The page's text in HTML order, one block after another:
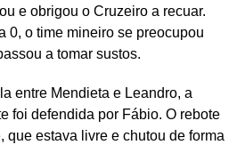
e obrigou o Cruzeiro a recuar.
0, o time mineiro se preocupou
a tomar sustos.
entre Mendieta e Leandro, a
foi defendida por Fábio. O rebote
que estava livre e chutou de forma